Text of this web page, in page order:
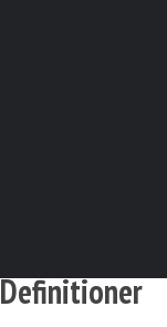
Definitioner